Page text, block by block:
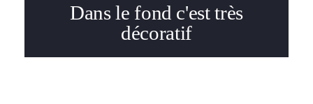
Dans le fond c'est très
décoratif